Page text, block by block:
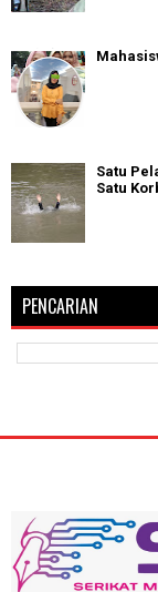
Satu
Satu
PENCARIAN